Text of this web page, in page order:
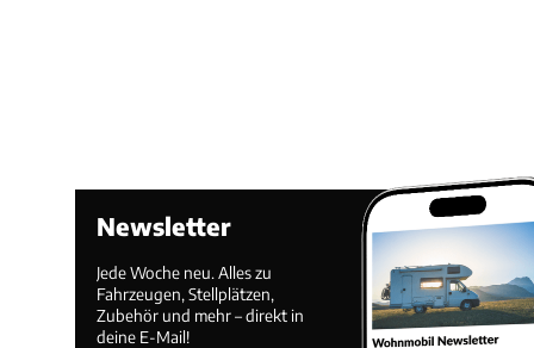
Newsletter
Jede Woche neu. Alles zu
Fahrzeugen, Stellplätzen,
Zubehör und mehr – direkt in
deine E-Mail!